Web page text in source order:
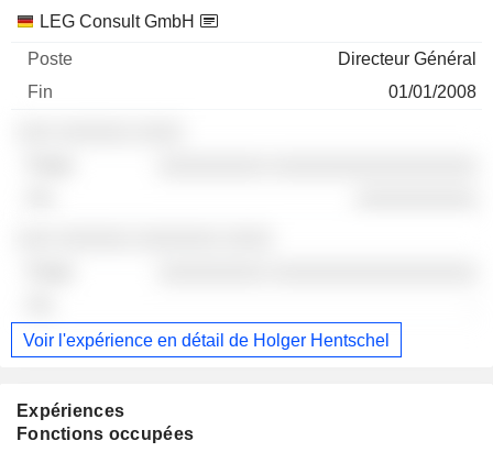
LEG Consult GmbH
Directeur Général
01/01/2008
Voir l'expérience en détail de Holger Hentschel
Expériences
Fonctions occupées